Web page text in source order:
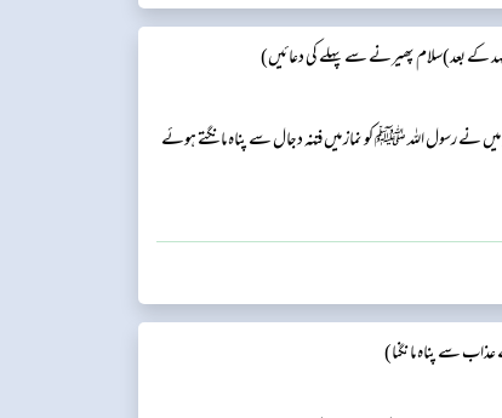
بعد)سلام پھیرنے سے پہلے کی دعائیں)
نے رسول اللہ ﷺ کو نماز میں فتنہ دجال سے پناہ مانگتے ہوئے
سے پناہ مانگنا)